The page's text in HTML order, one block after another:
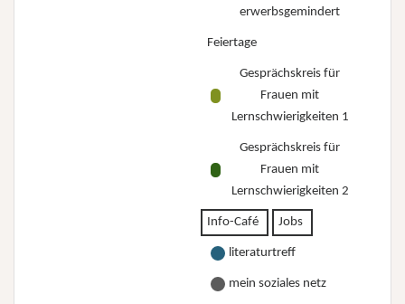
erwerbsgemindert
Feiertage
Gesprächskreis für
Frauen mit
Lernschwierigkeiten 1
Gesprächskreis für
Frauen mit
Lernschwierigkeiten 2
Info-Café Jobs
literaturtreff
mein soziales netz